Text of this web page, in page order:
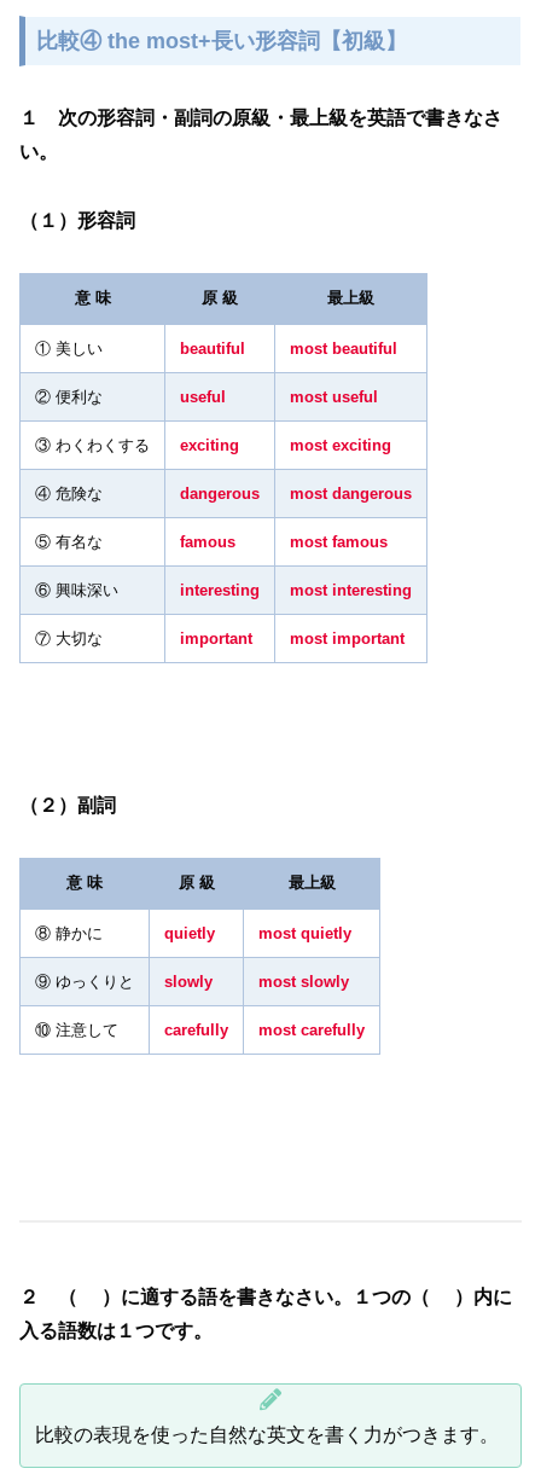
比較④ the most+長い形容詞【初級】
１ 次の形容詞・副詞の原級・最上級を英語で書きなさ
い。
（１）形容詞
意 味 原 級 最上級
① 美しい beautiful most beautiful
② 便利な useful most useful
③ わくわくする exciting most exciting
④ 危険な dangerous most dangerous
⑤ 有名な famous most famous
⑥ 興味深い interesting most interesting
⑦ 大切な important most important
（２）副詞
意 味 原 級 最上級
⑧ 静かに quietly most quietly
⑨ ゆっくりと slowly most slowly
⑩ 注意して carefully most carefully
２ （ ）に適する語を書きなさい。１つの（ ）内に
入る語数は１つです。
比較の表現を使った自然な英文を書く力がつきます。